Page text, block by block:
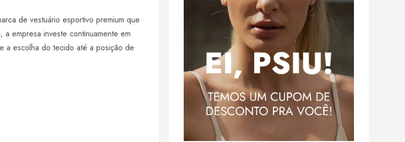
de vestuário esportivo premium que
empresa investe continuamente em
a escolha do tecido até a posição de